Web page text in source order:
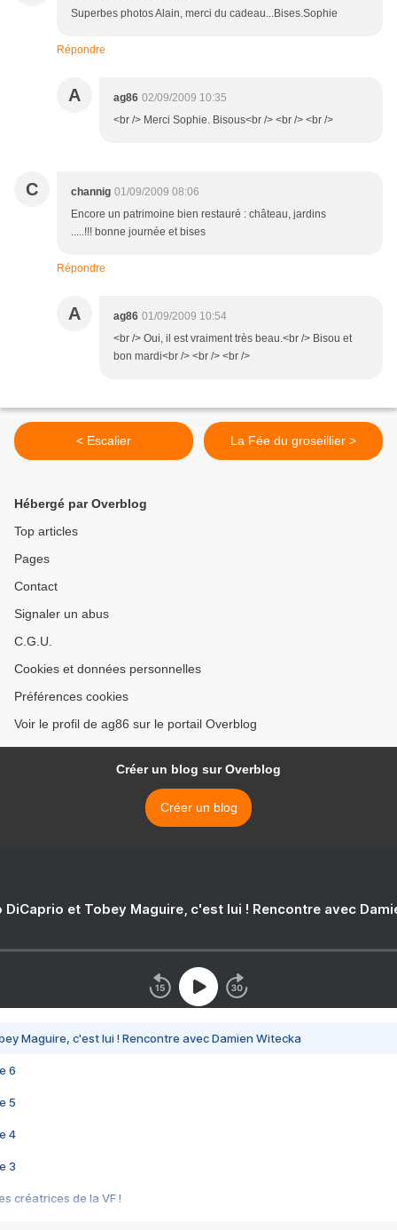
Superbes photos Alain, merci du cadeau...Bises.Sophie
Répondre
A ag86 02/09/2009 10:35
<br /> Merci Sophie. Bisous<br /> <br /> <br />
C channig 01/09/2009 08:06
Encore un patrimoine bien restauré : château, jardins
.....!!! bonne journée et bises
Répondre
A ag86 01/09/2009 10:54
<br /> Oui, il est vraiment très beau.<br /> Bisou et
bon mardi<br /> <br /> <br />
< Escalier La Fée du groseillier >
Hébergé par Overblog
Top articles
Pages
Contact
Signaler un abus
C.G.U.
Cookies et données personnelles
Préférences cookies
Voir le profil de ag86 sur le portail Overblog
Créer un blog sur Overblog
Créer un blog
DiCaprio et Tobey Maguire, c'est lui ! Rencontre avec
Maguire, c'est lui ! Rencontre avec Damien Witecka
6
5
4
3
créatrices de la VF !